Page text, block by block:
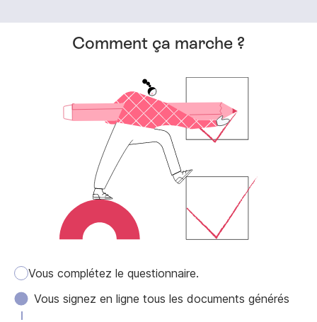
Comment ça marche ?
Vous complétez le questionnaire.
Vous signez en ligne tous les documents générés